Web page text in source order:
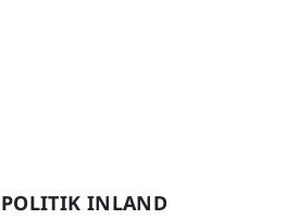
POLITIK INLAND